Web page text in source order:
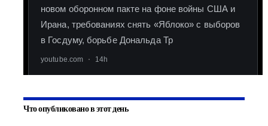
Что опубликовано в этот день